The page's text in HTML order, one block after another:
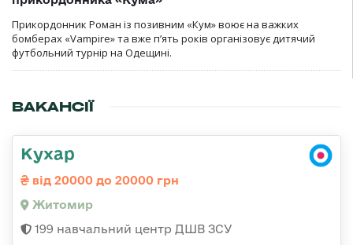
Прикордонник Роман із позивним «Кум» воює на важких
бомберах «Vampire» та вже п’ять років організовує дитячий
футбольний турнір на Одещині.
ВАКАНСІЇ
Кухар
від 20000 до 20000 грн
Житомир
199 навчальний центр ДШВ ЗСУ